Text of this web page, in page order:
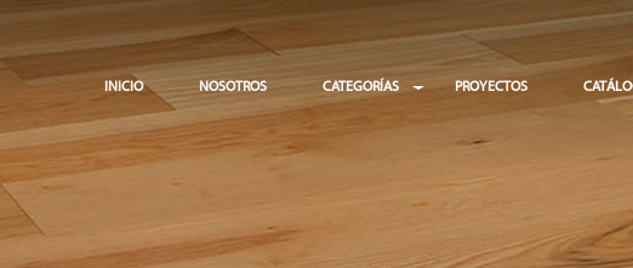
INICIO NOSOTROS CATEGORÍAS PROYECTOS